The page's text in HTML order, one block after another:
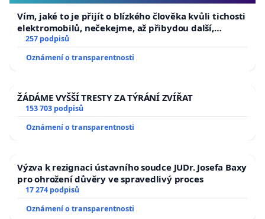
Vím, jaké to je přijít o blízkého člověka kvůli tichosti
elektromobilů, nečekejme, až přibydou další,
zaveďme slyšitelná auta!
257 podpisů
Oznámení o transparentnosti
ŽÁDÁME VYŠŠÍ TRESTY ZA TÝRÁNÍ ZVÍŘAT
153 703 podpisů
Oznámení o transparentnosti
Výzva k rezignaci ústavního soudce JUDr. Josefa Baxy
pro ohrožení důvěry ve spravedlivý proces
17 274 podpisů
Oznámení o transparentnosti